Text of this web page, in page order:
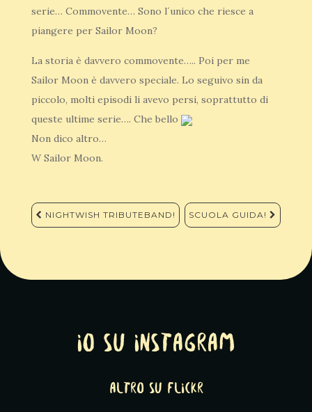
serie… Commovente… Sono l´unico che riesce a
piangere per Sailor Moon?
La storia è davvero commovente….. Poi per me
Sailor Moon è davvero speciale. Lo seguivo sin da
piccolo, molti episodi li avevo persi, soprattutto di
queste ultime serie…. Che bello
Non dico altro…
W Sailor Moon.
Navigazione
articoli
NIGHTWISH TRIBUTEBAND! SCUOLA GUIDA!
Io su Instagram
altro su Flickr